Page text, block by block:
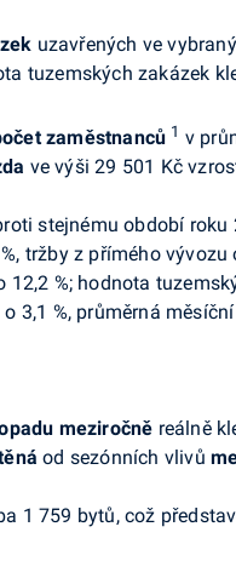
uzavřených ve
tuzemských zakázek
zaměstnanců 1 v
ve výši 29 501 Kč
stejnému období roku
tržby z přímého
12,2 %; hodnota
3,1 %, průměrná
meziročně reálně
od sezónních vlivů
1 759 bytů, což